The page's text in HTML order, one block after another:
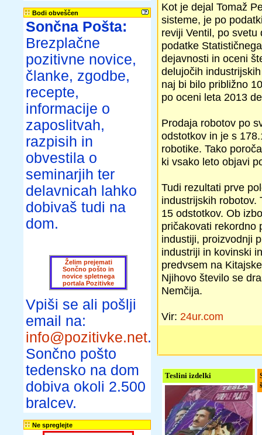
Bodi obveščen
Sončna Pošta:
Brezplačne
pozitivne novice,
članke, zgodbe,
recepte,
informacije o
zaposlitvah,
razpisih in
obvestila o
seminarjih ter
delavnicah lahko
dobivaš tudi na
dom.
Želim prejemati
Sončno pošto in
novice spletnega
portala Pozitivke
Vpiši se ali pošlji
email na:
info@pozitivke.net.
Sončno pošto
tedensko na dom
dobiva okoli 2.500
bralcev.
Ne spreglejte
Kot je dejal Tomaž
sisteme, je po
reviji Ventil, po
podatke
dejavnosti in oceni
delujočih
naj bi bilo približno
po oceni leta 2013
Prodaja robotov po
odstotkov in je s
robotike. Tako
ki vsako leto objavi
Tudi rezultati prve
industrijskih robotov.
15 odstotkov. Ob
pričakovati rekordno
industiji, proizvodnji
industriji in kovinski
predvsem na
Njihovo število se
Nemčija.
Vir: 24ur.com
Teslini izdelki